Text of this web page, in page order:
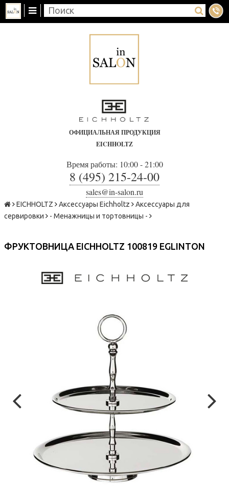
ОФИЦИАЛЬНАЯ ПРОДУКЦИЯ
EICHHOLTZ
Время работы: 10:00 - 21:00
8 (495) 215-24-00
sales@in-salon.ru
EICHHOLTZ Аксессуары Eichholtz
Аксессуары для
сервировки
- Менажницы и тортовницы -
ФРУКТОВНИЦА EICHHOLTZ 100819 EGLINTON